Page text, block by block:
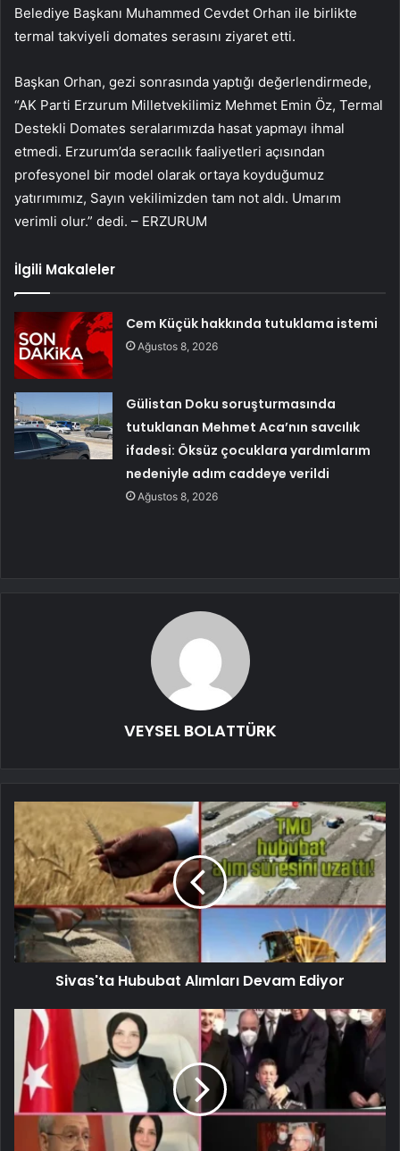
Belediye Başkanı Muhammed Cevdet Orhan ile birlikte
termal takviyeli domates serasını ziyaret etti.
Başkan Orhan, gezi sonrasında yaptığı değerlendirmede,
“AK Parti Erzurum Milletvekilimiz Mehmet Emin Öz, Termal
Destekli Domates seralarımızda hasat yapmayı ihmal
etmedi. Erzurum’da seracılık faaliyetleri açısından
profesyonel bir model olarak ortaya koyduğumuz
yatırımımız, Sayın vekilimizden tam not aldı. Umarım
verimli olur.” dedi. – ERZURUM
İlgili Makaleler
Cem Küçük hakkında tutuklama istemi
Ağustos 8, 2026
Gülistan Doku soruşturmasında
tutuklanan Mehmet Aca’nın savcılık
ifadesi: Öksüz çocuklara yardımlarım
nedeniyle adım caddeye verildi
Ağustos 8, 2026
VEYSEL BOLATTÜRK
Sivas'ta Hububat Alımları Devam Ediyor